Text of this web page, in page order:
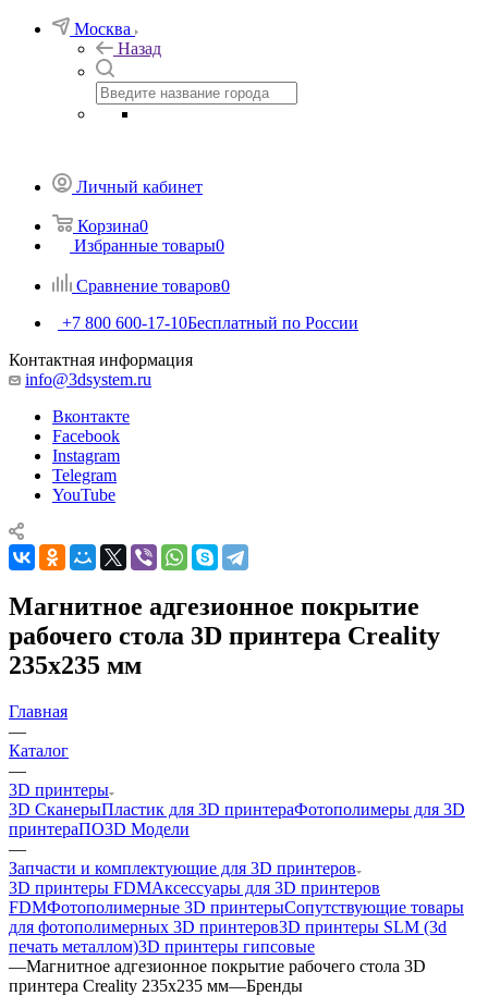
Москва
Назад
Личный кабинет
Корзина0
Избранные товары0
Сравнение товаров0
+7 800 600-17-10Бесплатный по России
Контактная информация
info@3dsystem.ru
Вконтакте
Facebook
Instagram
Telegram
YouTube
Магнитное адгезионное покрытие
рабочего стола 3D принтера Creality
235x235 мм
Главная
—
Каталог
—
3D принтеры
3D СканерыПластик для 3D принтераФотополимеры для 3D
принтераПО3D Модели
—
Запчасти и комплектующие для 3D принтеров
3D принтеры FDMАксессуары для 3D принтеров
FDMФотополимерные 3D принтерыСопутствующие товары
для фотополимерных 3D принтеров3D принтеры SLM (3d
печать металлом)3D принтеры гипсовые
—Магнитное адгезионное покрытие рабочего стола 3D
принтера Creality 235x235 мм—Бренды